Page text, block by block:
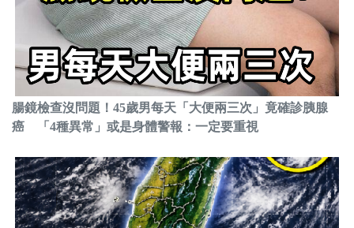
腸鏡檢查沒問題！45歲男每天「大便兩三次」竟確診胰腺
癌 「4種異常」或是身體警報：一定要重視